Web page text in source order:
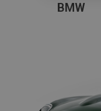
BMW